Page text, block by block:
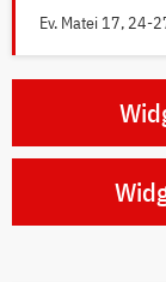
Ev. Matei 17, 24-